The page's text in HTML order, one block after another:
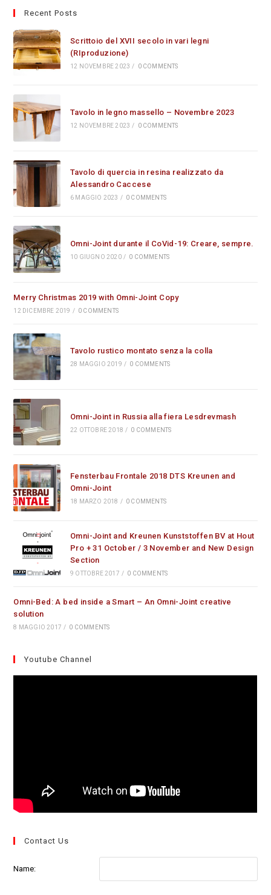
Recent Posts
Scrittoio del XVII secolo in vari legni
(RIproduzione)
12 NOVEMBRE 2023 / 0 COMMENTS
Tavolo in legno massello – Novembre 2023
12 NOVEMBRE 2023 / 0 COMMENTS
Tavolo di quercia in resina realizzato da
Alessandro Caccese
6 MAGGIO 2023 / 0 COMMENTS
Omni-Joint durante il CoVid-19: Creare, sempre.
10 GIUGNO 2020 / 0 COMMENTS
Merry Christmas 2019 with Omni-Joint Copy
12 DICEMBRE 2019 / 0 COMMENTS
Tavolo rustico montato senza la colla
28 MAGGIO 2019 / 0 COMMENTS
Omni-Joint in Russia alla fiera Lesdrevmash
22 OTTOBRE 2018 / 0 COMMENTS
Fensterbau Frontale 2018 DTS Kreunen and
Omni-Joint
18 MARZO 2018 / 0 COMMENTS
Omni-Joint and Kreunen Kunststoffen BV at Hout
Pro + 31 October / 3 November and New Design
Section
9 OTTOBRE 2017 / 0 COMMENTS
Omni-Bed: A bed inside a Smart – An Omni-Joint creative
solution
8 MAGGIO 2017 / 0 COMMENTS
Youtube Channel
Contact Us
Name: